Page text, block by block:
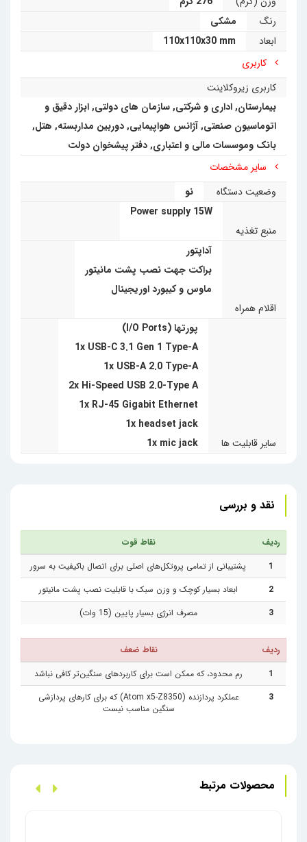
مکان های بسیاری مورد استفاده قرار می‌گیرد، از جمله:
•محیط‌های اداری و سازمانی:
ادارات، شرکت‌ها، و سازمان‌های دولتی.
•موسسات مالی و بانک‌ها:برای افزایش امنیت و سهولت
مدیریت.
•بیمارستان‌ها و مراکز درمانی:
اطلاعات بیماران.
صنایع و اتوماسیون صنعتی:
•آژانس‌های مسافرتی و هتل‌ها:
سیستم‌های رزرو و اطلاعات.
اقلام همراه این محصول شامل آداپتور، براکت نصب پشت مانیتور،
و ماوس و کیبورد است که آن را به یک پکیج کامل برای شروع به
کامپیوتر کوچک
HP T240 با مصرف انرژی
رنگ
مشکی
ابعاد
110x110x30 mm
کاربری
کاربری زیروکلاینت
بیمارستان,اداری و شرکتی,سازمان های دولتی,ابزار دقیق و
اتوماسیون صنعتی,آژانس هواپیمایی,دوربین مداربسته, هتل,
بانک وموسسات مالی و اعتباری,دفتر پیشخوان دولت
سایر مشخصات
وضعیت دستگاه
نو
منبع تغذیه
Power supply 15W
اقلام همراه
آداپتور
براکت جهت نصب پشت مانیتور
ماوس و کیبورد اوریجینال
سایر قابلیت ها
پورتها (I/O Ports)
1x USB-C 3.1 Gen 1 Type-A
1x USB-A 2.0 Type-A
2x Hi-Speed USB 2.0-Type A
1x RJ-45 Gigabit Ethernet
1x headset jack
1x mic jack
نقد و بررسی
ردیف
نقاط قوت
1
پشتیبانی از تمامی پروتکل‌های اصلی برای اتصال باکیفیت به سرور
2
ابعاد بسیار کوچک و وزن سبک با قابلیت نصب پشت مانیتور
3
مصرف انرژی بسیار پایین (15 وات)
ردیف
نقاط ضعف
1
رم محدود، که ممکن است برای کاربردهای سنگین‌تر کافی نباشد
3
عملکرد پردازنده (Atom x5-Z8350) که برای کارهای پردازشی
سنگین مناسب نیست
محصولات مرتبط